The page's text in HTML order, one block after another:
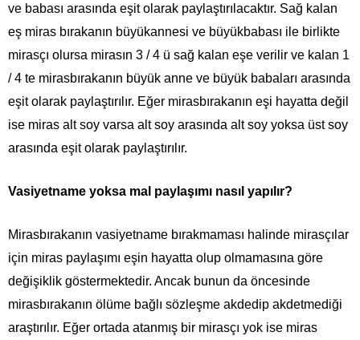
ve babası arasında eşit olarak paylaştırılacaktır. Sağ kalan
eş miras bırakanın büyükannesi ve büyükbabası ile birlikte
mirasçı olursa mirasın 3 / 4 ü sağ kalan eşe verilir ve kalan 1
/ 4 te mirasbırakanın büyük anne ve büyük babaları arasında
eşit olarak paylaştırılır. Eğer mirasbırakanın eşi hayatta değil
ise miras alt soy varsa alt soy arasında alt soy yoksa üst soy
arasında eşit olarak paylaştırılır.
Vasiyetname yoksa mal paylaşımı nasıl yapılır?
Mirasbırakanın vasiyetname bırakmaması halinde mirasçılar
için miras paylaşımı eşin hayatta olup olmamasına göre
değişiklik göstermektedir. Ancak bunun da öncesinde
mirasbırakanın ölüme bağlı sözleşme akdedip akdetmediği
araştırılır. Eğer ortada atanmış bir mirasçı yok ise miras